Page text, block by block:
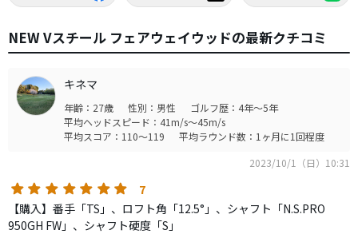
NEW Vスチール フェアウェイウッドの最新クチコミ
キネマ
年齢：27歳 性別：男性
ゴルフ歴：4年～5年
平均ヘッドスピード：41m/s～45m/s
平均スコア：110～119
平均ラウンド数：1ヶ月に1回程度
2023/10/1（日）10:31
7
【購入】番手「TS」、ロフト角「12.5°」、シャフト「N.S.PRO
950GH FW」、シャフト硬度「S」